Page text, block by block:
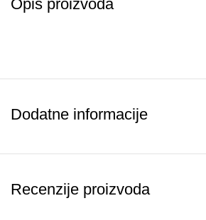
Opis proizvoda
Dodatne informacije
Recenzije proizvoda